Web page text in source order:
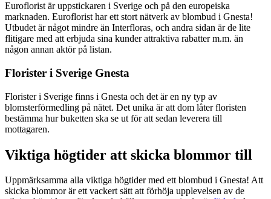
Euroflorist är uppstickaren i Sverige och på den europeiska
marknaden. Euroflorist har ett stort nätverk av blombud i Gnesta!
Utbudet är något mindre än Interfloras, och andra sidan är de lite
flitigare med att erbjuda sina kunder attraktiva rabatter m.m. än
någon annan aktör på listan.
Florister i Sverige Gnesta
Florister i Sverige finns i Gnesta och det är en ny typ av
blomsterförmedling på nätet. Det unika är att dom låter floristen
bestämma hur buketten ska se ut för att sedan leverera till
mottagaren.
Viktiga högtider att skicka blommor till
Uppmärksamma alla viktiga högtider med ett blombud i Gnesta! Att
skicka blommor är ett vackert sätt att förhöja upplevelsen av de